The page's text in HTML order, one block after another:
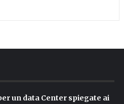
un data Center spiegate ai